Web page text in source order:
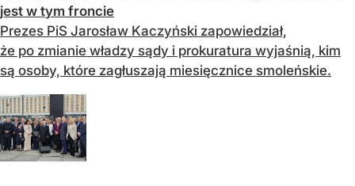
jest w tym froncie
Prezes PiS Jarosław Kaczyński zapowiedział,
że po zmianie władzy sądy i prokuratura wyjaśnią, kim
są osoby, które zagłuszają miesięcznice smoleńskie.